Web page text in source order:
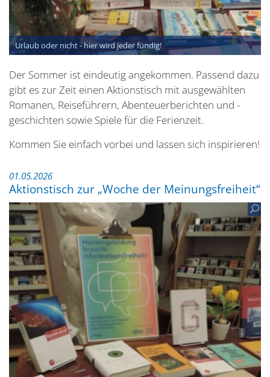
Urlaub oder nicht - hier wird jeder fündig!
Der Sommer ist eindeutig angekommen. Passend dazu
gibt es zur Zeit einen Aktionstisch mit ausgewählten
Romanen, Reiseführern, Abenteuerberichten und -
geschichten sowie Spiele für die Ferienzeit.
Kommen Sie einfach vorbei und lassen sich inspirieren!
01.05.2026
Aktionstisch zur „Woche der Meinungsfreiheit“